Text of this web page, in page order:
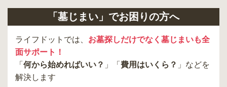
「墓じまい」でお困りの方へ
ライフドットでは、 お墓探しだけでなく墓じまいも全
面サポート！
「 何から始めればいい？ 」「 費用はいくら？ 」などを
解決します